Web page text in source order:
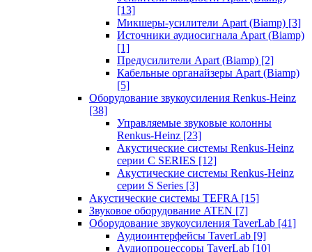
[13]
Микшеры-усилители Apart (Biamp) [3]
Источники аудиосигнала Apart (Biamp)
[1]
Предусилители Apart (Biamp) [2]
Кабельные органайзеры Apart (Biamp)
[5]
Оборудование звукоусиления Renkus-Heinz
[38]
Управляемые звуковые колонны
Renkus-Heinz [23]
Акустические системы Renkus-Heinz
серии C SERIES [12]
Акустические системы Renkus-Heinz
серии S Series [3]
Акустические системы TEFRA [15]
Звуковое оборудование ATEN [7]
Оборудование звукоусиления TaverLab [41]
Аудиоинтерфейсы TaverLab [9]
Аудиопроцессоры TaverLab [10]